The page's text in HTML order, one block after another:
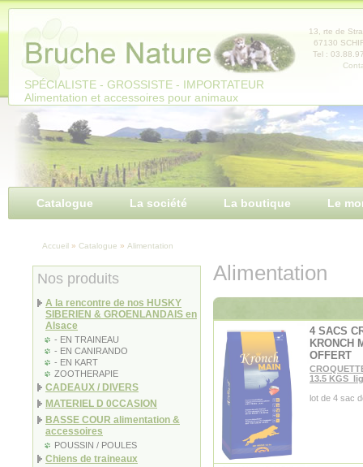
SPÉCIALISTE - GROSSISTE - IMPORTATEUR
Alimentation et accessoires pour animaux
13, rte de
67130
Tel :
Catalogue La société La boutique Le
Accueil » Catalogue » Alimentation
Nos produits
A la rencontre de nos HUSKY
SIBERIEN & GROENLANDAIS en
Alsace
- EN TRAINEAU
- EN CANIRANDO
- EN KART
ZOOTHERAPIE
CADEAUX / DIVERS
MATERIEL D 0CCASION
BASSE COUR alimentation &
accessoires
POUSSIN / POULES
Chiens de traineaux
Alimentation
4 SACS
KRONCH
OFFERT
13.5 KGS
lot de 4 sac
Panneau de gestion des cookies